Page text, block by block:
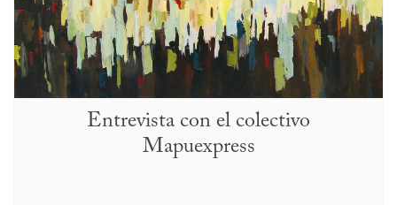
Entrevista con el colectivo
Mapuexpress